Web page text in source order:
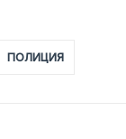
ПОЛИЦИЯ